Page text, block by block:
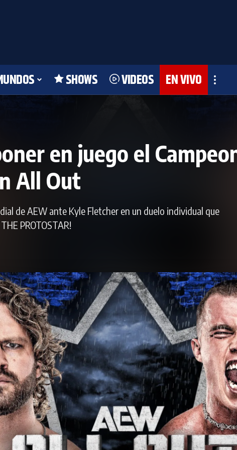
SHOWS VIDEOS EN VIVO
en juego el
All Out
de AEW ante Kyle Fletcher en un duelo individual que
PROTOSTAR!